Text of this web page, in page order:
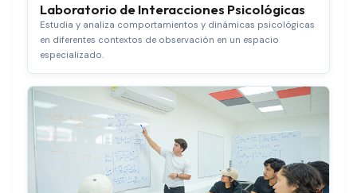
Laboratorio de Interacciones Psicológicas
Estudia y analiza comportamientos y dinámicas psicológicas
en diferentes contextos de observación en un espacio
especializado.